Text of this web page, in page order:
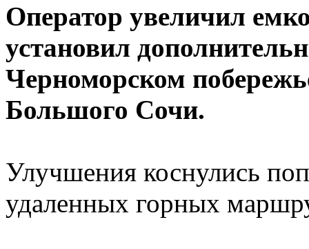
Оператор увеличил
установил
Черноморском
Большого Сочи.
Улучшения коснулись
удаленных горных